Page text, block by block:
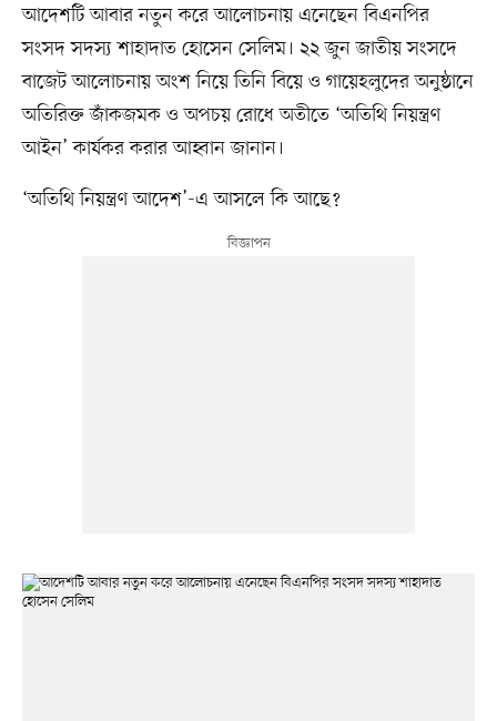
আদেশটি আবার নতুন করে আলোচনায় এনেছেন বিএনপির
সংসদ সদস্য শাহাদাত হোসেন সেলিম। ২২ জুন জাতীয় সংসদে
বাজেট আলোচনায় অংশ নিয়ে তিনি বিয়ে ও গায়েহলুদের অনুষ্ঠানে
অতিরিক্ত জাঁকজমক ও অপচয় রোধে অতীতে ‘অতিথি নিয়ন্ত্রণ
আইন’ কার্যকর করার আহ্বান জানান।
‘অতিথি নিয়ন্ত্রণ আদেশ’-এ আসলে কি আছে?